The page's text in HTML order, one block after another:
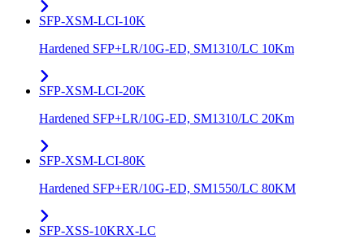
SFP-XSM-LCI-10K
Hardened SFP+LR/10G-ED, SM1310/LC 10Km
SFP-XSM-LCI-20K
Hardened SFP+LR/10G-ED, SM1310/LC 20Km
SFP-XSM-LCI-80K
Hardened SFP+ER/10G-ED, SM1550/LC 80KM
SFP-XSS-10KRX-LC